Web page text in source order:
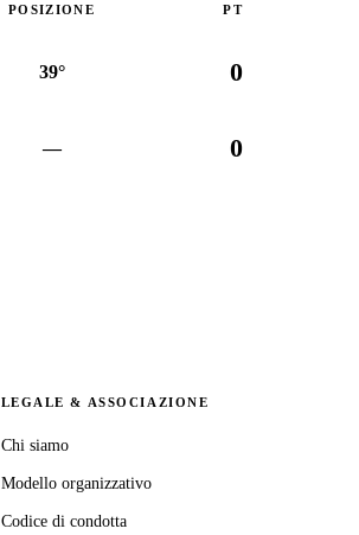
POSIZIONE PT
39° 0
— 0
LEGALE & ASSOCIAZIONE
Chi siamo
Modello organizzativo
Codice di condotta